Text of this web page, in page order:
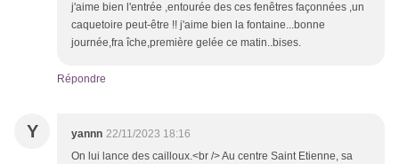
j'aime bien l'entrée ,entourée des ces fenêtres façonnées ,un
caquetoire peut-être !! j'aime bien la fontaine...bonne
journée,fra îche,première gelée ce matin..bises.
Répondre
Y yannn 22/11/2023 18:16
On lui lance des cailloux.<br /> Au centre Saint Etienne, sa